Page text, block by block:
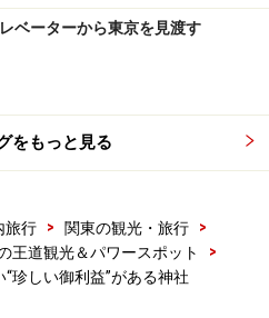
祈願の 『気象神社』～
私は強力な雨女。子供の頃か
、社会人になってもここぞと
いには結婚式でもほとんど雨
ベーターから東京を見渡す
をもっと見る
旅行 > 関東の観光・旅行
>
王道観光＆パワースポット
>
珍しい御利益”がある神社